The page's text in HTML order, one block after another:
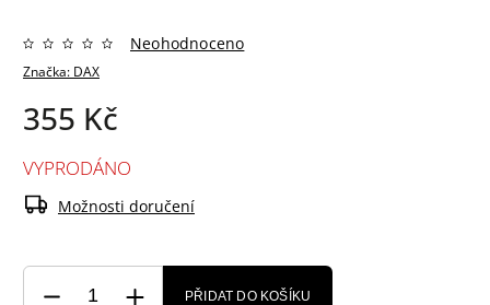
Značka: DAX
Neohodnoceno
355 Kč
VYPRODÁNO
Možnosti doručení
PŘIDAT DO KOŠÍKU